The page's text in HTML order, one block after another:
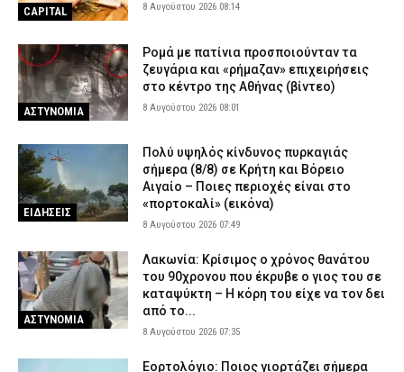
CAPITAL 8 Αυγούστου 2026 08:14
ΑΣΤΥΝΟΜΙΑ
Ρομά με πατίνια προσποιούνταν τα
ζευγάρια και «ρήμαζαν» επιχειρήσεις
στο κέντρο της Αθήνας (βίντεο)
8 Αυγούστου 2026 08:01
ΕΙΔΗΣΕΙΣ
Πολύ υψηλός κίνδυνος πυρκαγιάς
σήμερα (8/8) σε Κρήτη και Βόρειο
Αιγαίο – Ποιες περιοχές είναι στο
«πορτοκαλί» (εικόνα)
8 Αυγούστου 2026 07:49
ΑΣΤΥΝΟΜΙΑ
Λακωνία: Κρίσιμος ο χρόνος θανάτου
του 90χρονου που έκρυβε ο γιος του σε
καταψύκτη – Η κόρη του είχε να τον δει
από το...
8 Αυγούστου 2026 07:35
Εορτολόγιο: Ποιος γιορτάζει σήμερα